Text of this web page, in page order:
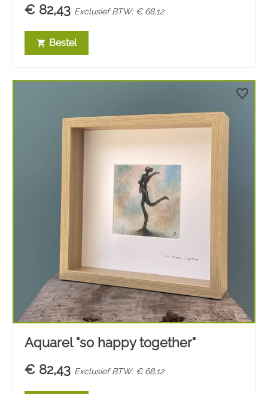
€ 82,43 Exclusief BTW: € 68,12
shopping_cart Bestel
favorite_border
Aquarel "so happy together"
€ 82,43 Exclusief BTW: € 68,12